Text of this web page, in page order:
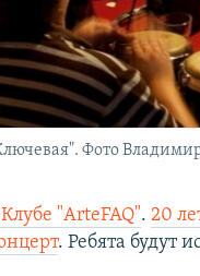
Фото
"ArteFAQ".20
. Ребята будут